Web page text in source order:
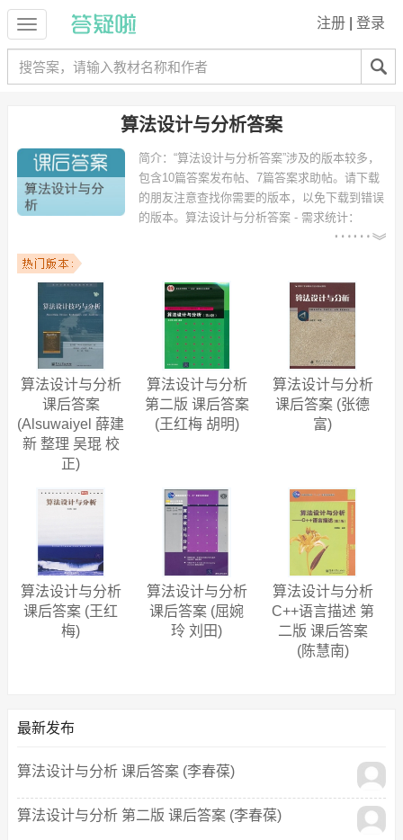
注册 登录
算法设计与分析答案
简介： “算法设计与分析答案”涉及的版本较多，
包含10篇答案发布帖、7篇答案求助帖。请下载
的朋友注意查找你需要的版本，以免下载到错误
的版本。 算法设计与分析答案 - 需求统计：
：计算机科学与技术、软件工
程、信息与计算科学、计算机网络工程、数学与应用数学、信息安全、
电子信息工程、软件工程（JAVA方向）、软件开发、通信与信息系统
以下学校的同学下载过
算法设计与分析答案
：武汉大学、华南师范大
学、石家庄经济学院、华南理工大学、厦门大学、国立武汉大学、上海
交通大学、集美大学、石河子大学、河北工业大学 等。
算法设计与分析
课后答案
(Alsuwaiyel 薛建
新 整理 吴琨 校
正)
算法设计与分析
第二版 课后答案
(王红梅 胡明)
算法设计与分析
课后答案 (张德
富)
算法设计与分析
课后答案 (王红
梅)
算法设计与分析
课后答案 (屈婉
玲 刘田)
算法设计与分析
C++语言描述 第
二版 课后答案
(陈慧南)
最新发布
算法设计与分析 课后答案 (李春葆)
算法设计与分析 第二版 课后答案 (李春葆)